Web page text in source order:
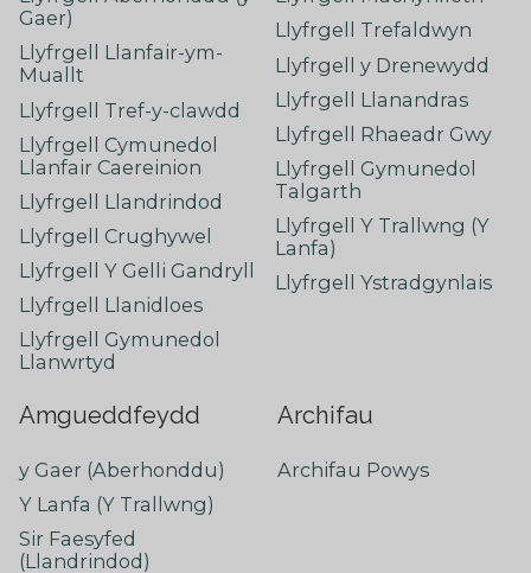
Gaer)
Llyfrgell Llanfair-ym-
Muallt
Llyfrgell Tref-y-clawdd
Llyfrgell Cymunedol
Llanfair Caereinion
Llyfrgell Llandrindod
Llyfrgell Crughywel
Llyfrgell Y Gelli Gandryll
Llyfrgell Llanidloes
Llyfrgell Gymunedol
Llanwrtyd
Llyfrgell Trefaldwyn
Llyfrgell y Drenewydd
Llyfrgell Llanandras
Llyfrgell Rhaeadr Gwy
Llyfrgell Gymunedol
Talgarth
Llyfrgell Y Trallwng (Y
Lanfa)
Llyfrgell Ystradgynlais
Amgueddfeydd
y Gaer (Aberhonddu)
Y Lanfa (Y Trallwng)
Sir Faesyfed
(Llandrindod)
Archifau
Archifau Powys